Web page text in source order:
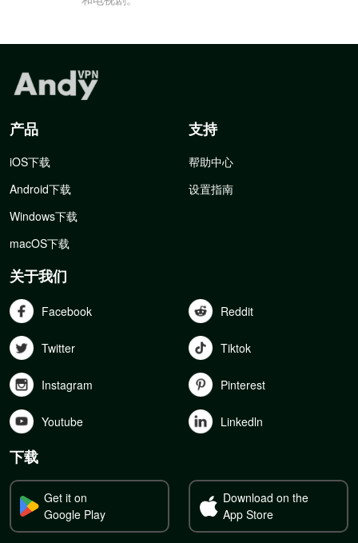
产品
iOS下载
Android下载
Windows下载
macOS下载
支持
帮助中心
设置指南
关于我们
Facebook Reddit
Twitter Tiktok
Instagram Pinterest
Youtube Linkedln
下载
Get it on
Google Play
Download on the
App Store